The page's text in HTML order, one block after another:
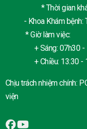
* Thời gian
- Khoa Khám bệnh:
* Giờ làm việc:
+ Sáng: 07h30 -
+ Chiều: 13:30 -
Chịu trách nhiệm chính:
viện